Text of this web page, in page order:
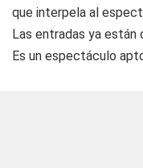
que interpela al
Las entradas ya están
Es un espectáculo